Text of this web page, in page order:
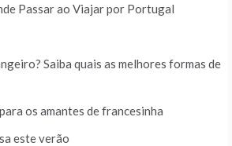
Passar ao Viajar por Portugal
Saiba quais as melhores formas de
os amantes de francesinha
este verão